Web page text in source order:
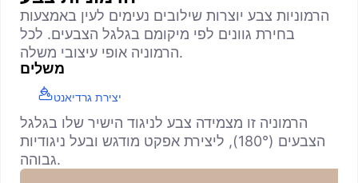
הרמוניות צבע יוצרות שילובים נעימים לעין באמצעות
בחירת גוונים לפי מיקומם בגלגל הצבעים. לכל
הרמוניה אופי עיצובי משלה.
משלים
יצירת גרדיאנט
הרמוניה זו מצמידה צבע לניגוד הישיר שלו בגלגל
הצבעים (180°), ליצירת אפקט מודגש ובעל ניגודיות
גבוהה.